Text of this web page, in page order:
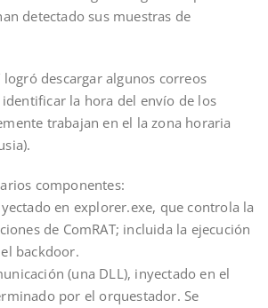
detectado sus muestras de
logró descargar algunos correos
la hora del envío de los
trabajan en el la zona horaria
componentes:
en explorer.exe, que controla la
de ComRAT; incluida la ejecución
backdoor.
(una DLL), inyectado en el
por el orquestador. Se